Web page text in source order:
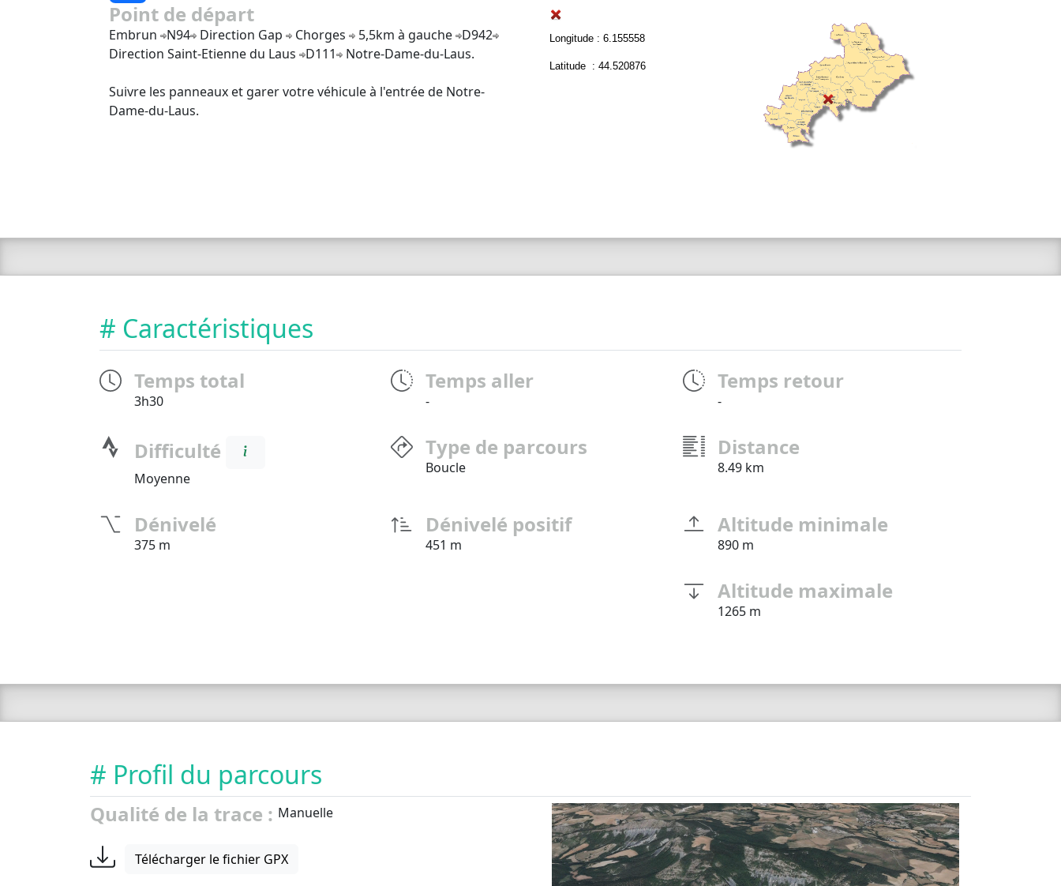
Point de départ
Embrun N94 Direction Gap Chorges 5,5km à gauche D942
Direction Saint-Etienne du Laus
D111 Notre-Dame-du-Laus.
Suivre les panneaux et garer votre véhicule à l'entrée de Notre-
Dame-du-Laus.
Longitude : 6.155558
Latitude : 44.520876
# Caractéristiques
Temps total
3h30
Temps aller
-
Temps retour
-
Difficulté
Moyenne
Type de parcours
Boucle
Distance
8.49 km
Dénivelé
375 m
Dénivelé positif
451 m
Altitude minimale
890 m
Altitude maximale
1265 m
# Profil du parcours
Qualité de la trace : Manuelle
Télécharger le fichier GPX